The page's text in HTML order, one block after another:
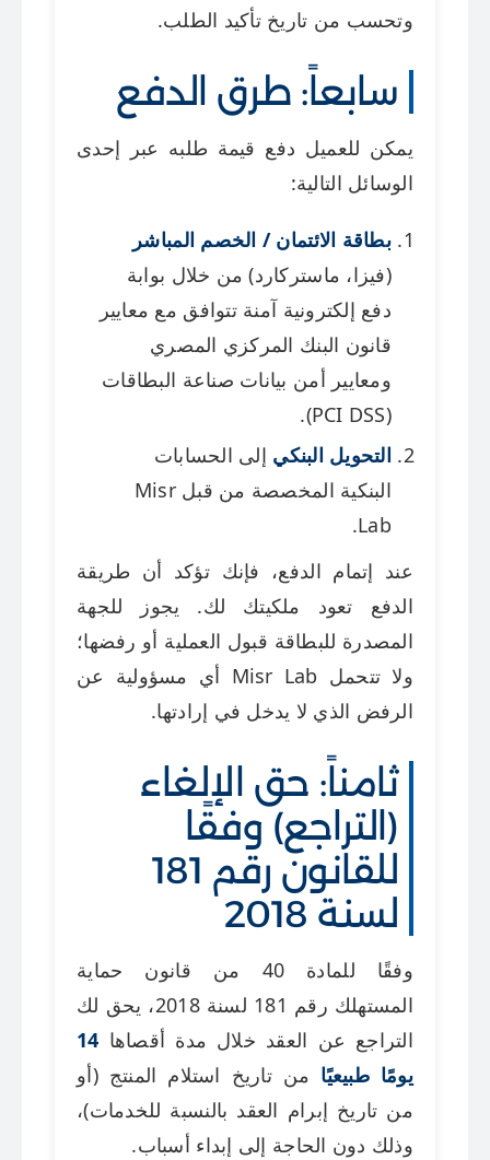
وتحسب من تاريخ تأكيد الطلب.
سابعاً: طرق الدفع
يمكن للعميل دفع قيمة طلبه عبر إحدى
الوسائل التالية:
بطاقة الائتمان / الخصم المباشر
(فيزا، ماستركارد) من خلال بوابة
دفع إلكترونية آمنة تتوافق مع معايير
قانون البنك المركزي المصري
ومعايير أمن بيانات صناعة البطاقات
(PCI DSS).
التحويل البنكي إلى الحسابات
البنكية المخصصة من قبل Misr
Lab.
عند إتمام الدفع، فإنك تؤكد أن طريقة
الدفع تعود ملكيتك لك. يجوز للجهة
المصدرة للبطاقة قبول العملية أو رفضها؛
ولا تتحمل Misr Lab أي مسؤولية عن
الرفض الذي لا يدخل في إرادتها.
ثامناً: حق الإلغاء
(التراجع) وفقًا
للقانون رقم 181
لسنة 2018
وفقًا للمادة 40 من قانون حماية
المستهلك رقم 181 لسنة 2018، يحق لك
التراجع عن العقد خلال مدة أقصاها 14
يومًا طبيعيًا من تاريخ استلام المنتج (أو
من تاريخ إبرام العقد بالنسبة للخدمات)،
وذلك دون الحاجة إلى إبداء أسباب.